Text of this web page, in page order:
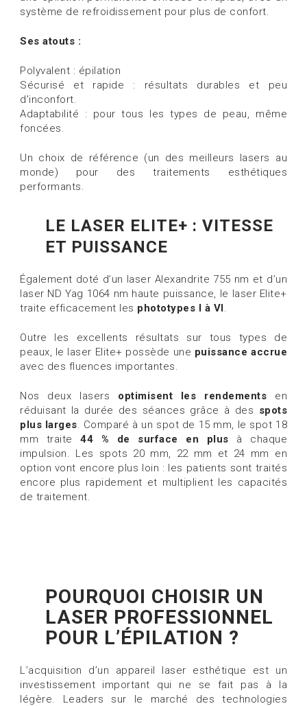
système de refroidissement pour plus de confort.
Ses atouts :
Polyvalent : épilation
Sécurisé et rapide : résultats durables et peu
d’inconfort.
Adaptabilité : pour tous les types de peau, même
foncées.
Un choix de référence (un des meilleurs lasers au
monde) pour des traitements esthétiques
performants.
LE LASER ELITE+ : VITESSE
ET PUISSANCE
Également doté d’un laser Alexandrite 755 nm et d’un
laser ND Yag 1064 nm haute puissance, le laser Elite+
traite efficacement les phototypes I à VI.
Outre les excellents résultats sur tous types de
peaux, le laser Elite+ possède une puissance accrue
avec des fluences importantes.
Nos deux lasers optimisent les rendements en
réduisant la durée des séances grâce à des spots
plus larges. Comparé à un spot de 15 mm, le spot 18
mm traite 44 % de surface en plus à chaque
impulsion. Les spots 20 mm, 22 mm et 24 mm en
option vont encore plus loin : les patients sont traités
encore plus rapidement et multiplient les capacités
de traitement.
POURQUOI CHOISIR UN
LASER PROFESSIONNEL
POUR L’ÉPILATION ?
L’acquisition d’un appareil laser esthétique est un
investissement important qui ne se fait pas à la
légère. Leaders sur le marché des technologies